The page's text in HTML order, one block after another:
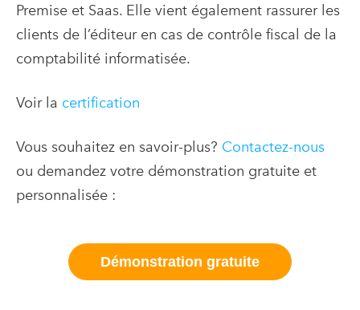
Premise et Saas. Elle vient également rassurer les
clients de l’éditeur en cas de contrôle fiscal de la
comptabilité informatisée.
Voir la certification
Vous souhaitez en savoir-plus? Contactez-nous
ou demandez votre démonstration gratuite et
personnalisée :
Démonstration gratuite